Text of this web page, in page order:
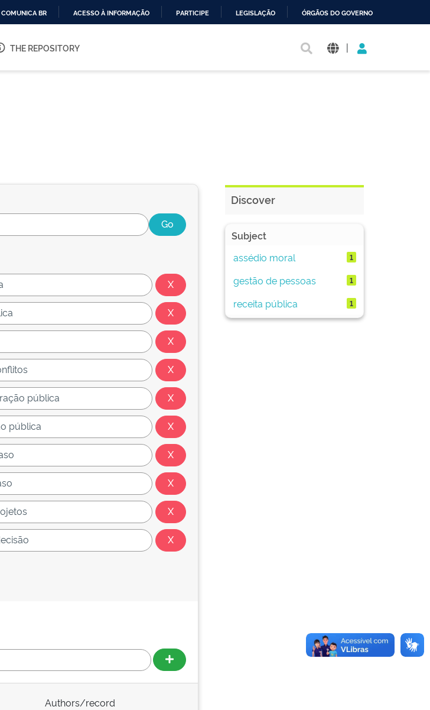
O
COMUNICA BR ACESSO À INFORMAÇÃO PARTICIPE LEGISLAÇÃO ÓRGÃOS DO GOVERNO
THE REPOSITORY |
Authors/record
Discover
Subject
assédio moral
1
gestão de pessoas 1
receita pública 1